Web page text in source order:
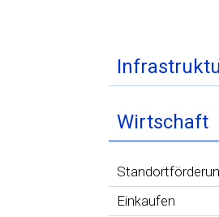
Wirtschaft
Einkaufen